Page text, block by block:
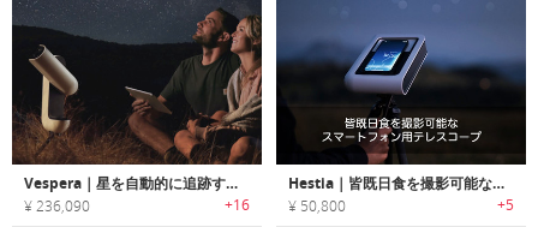
Vespera｜星を自動的に追跡するスマート望遠鏡カメラ「ヴェスペラ」
¥ 236,090 +16
Hestia｜皆既日食を撮影可能なスマートフォン用テレスコープ「ヘスティア」
¥ 50,800 +5